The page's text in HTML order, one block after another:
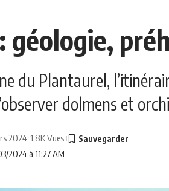
géologie,
du Plantaurel,
dolmens et
2024 à 11:27 AM
2024 1.8K Vues